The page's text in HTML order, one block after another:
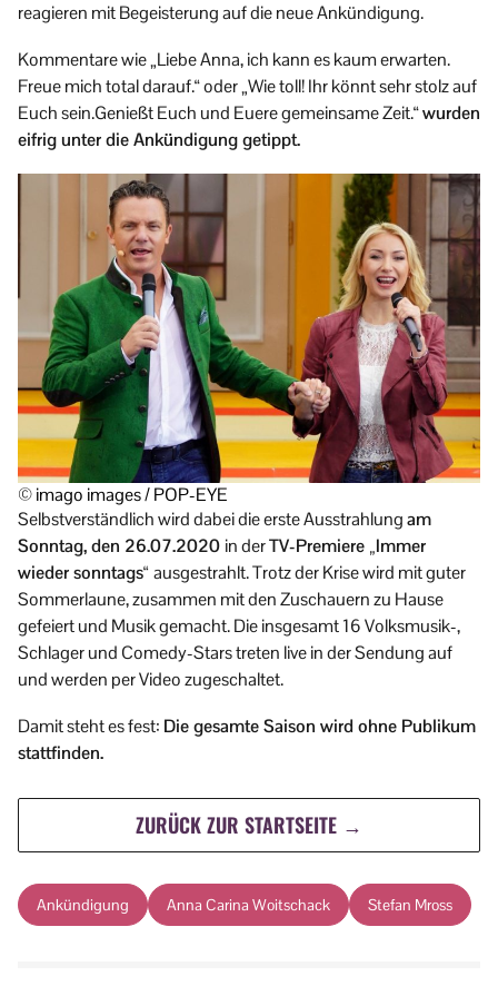
reagieren mit Begeisterung auf die neue Ankündigung.
Kommentare wie „Liebe Anna, ich kann es kaum erwarten.
Freue mich total darauf.“ oder „Wie toll! Ihr könnt sehr stolz auf
Euch sein.Genießt Euch und Euere gemeinsame Zeit.“wurden
eifrig unter die Ankündigung getippt.
© imago images / POP-EYE
Selbstverständlich wird dabei die erste Ausstrahlungam
Sonntag, den 26.07.2020 in derTV-Premiere „Immer
wieder sonntags“ausgestrahlt. Trotz der Krise wird mit guter
Sommerlaune, zusammen mit den Zuschauern zu Hause
gefeiert und Musik gemacht. Die insgesamt 16 Volksmusik-,
Schlager und Comedy-Stars treten live in der Sendung auf
und werden per Video zugeschaltet.
Damit steht es fest: Die gesamte Saison wird ohne Publikum
stattfinden.
ZURÜCK ZUR STARTSEITE →
Ankündigung Anna Carina Woitschack Stefan Mross